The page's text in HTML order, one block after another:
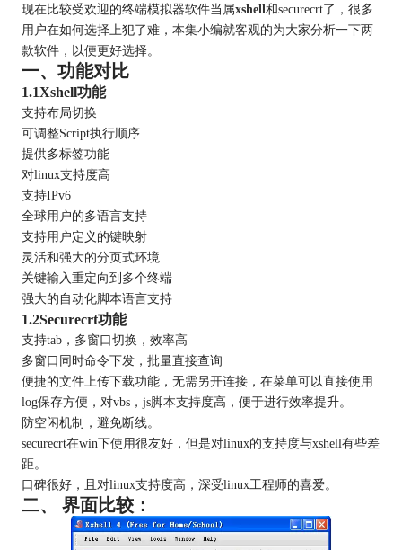
现在比较受欢迎的终端模拟器软件当属xshell和securecrt了，很多
用户在如何选择上犯了难，本集小编就客观的为大家分析一下两
款软件，以便更好选择。
一、功能对比
1.1Xshell功能
支持布局切换
可调整Script执行顺序
提供多标签功能
对linux支持度高
支持IPv6
全球用户的多语言支持
支持用户定义的键映射
灵活和强大的分页式环境
关键输入重定向到多个终端
强大的自动化脚本语言支持
1.2Securecrt功能
支持tab，多窗口切换，效率高
多窗口同时命令下发，批量直接查询
便捷的文件上传下载功能，无需另开连接，在菜单可以直接使用
log保存方便，对vbs，js脚本支持度高，便于进行效率提升。
防空闲机制，避免断线。
securecrt在win下使用很友好，但是对linux的支持度与xshell有些差
距。
口碑很好，且对linux支持度高，深受linux工程师的喜爱。
二、 界面比较：